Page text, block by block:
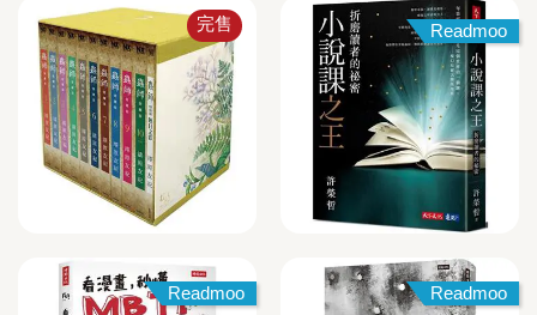
完售 Readmoo
Readmoo Readmoo